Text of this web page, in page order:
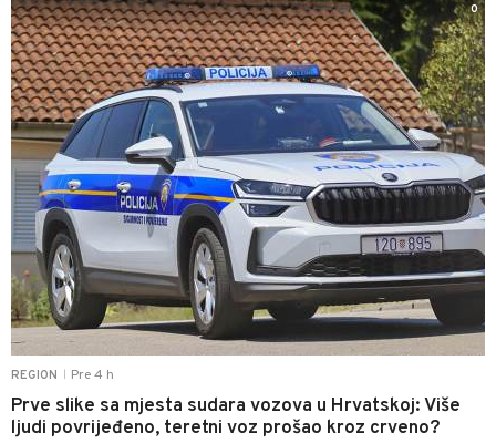
REGION Pre 4 h
Prve slike sa mjesta sudara vozova u Hrvatskoj: Više
ljudi povrijeđeno, teretni voz prošao kroz crveno?
0